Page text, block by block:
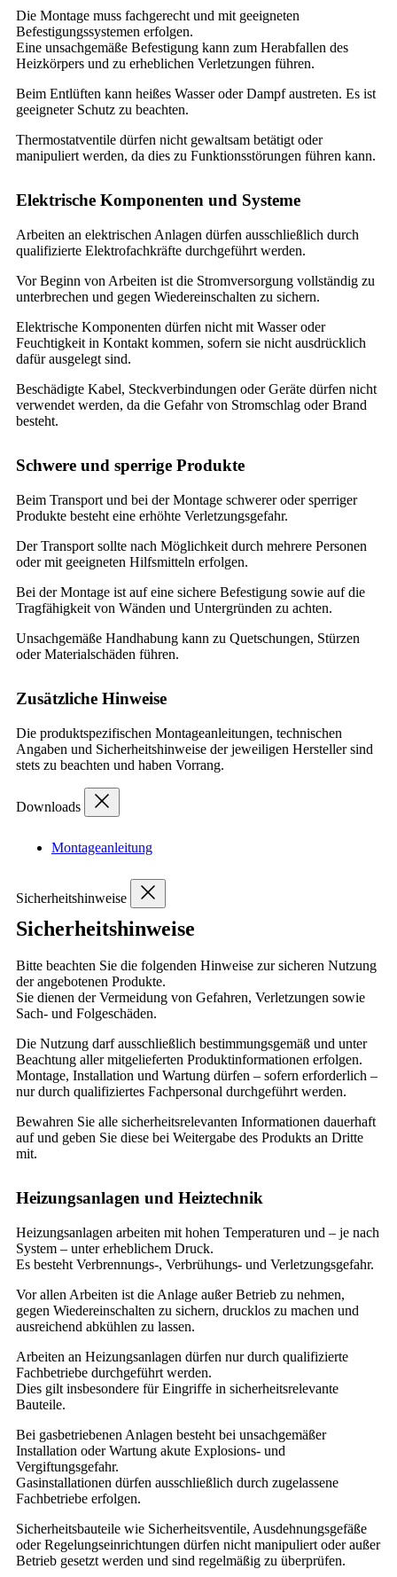
Die Montage muss fachgerecht und mit geeigneten
Befestigungssystemen erfolgen.
Eine unsachgemäße Befestigung kann zum Herabfallen des
Heizkörpers und zu erheblichen Verletzungen führen.
Beim Entlüften kann heißes Wasser oder Dampf austreten. Es ist
geeigneter Schutz zu beachten.
Thermostatventile dürfen nicht gewaltsam betätigt oder
manipuliert werden, da dies zu Funktionsstörungen führen kann.
Elektrische Komponenten und Systeme
Arbeiten an elektrischen Anlagen dürfen ausschließlich durch
qualifizierte Elektrofachkräfte durchgeführt werden.
Vor Beginn von Arbeiten ist die Stromversorgung vollständig zu
unterbrechen und gegen Wiedereinschalten zu sichern.
Elektrische Komponenten dürfen nicht mit Wasser oder
Feuchtigkeit in Kontakt kommen, sofern sie nicht ausdrücklich
dafür ausgelegt sind.
Beschädigte Kabel, Steckverbindungen oder Geräte dürfen nicht
verwendet werden, da die Gefahr von Stromschlag oder Brand
besteht.
Schwere und sperrige Produkte
Beim Transport und bei der Montage schwerer oder sperriger
Produkte besteht eine erhöhte Verletzungsgefahr.
Der Transport sollte nach Möglichkeit durch mehrere Personen
oder mit geeigneten Hilfsmitteln erfolgen.
Bei der Montage ist auf eine sichere Befestigung sowie auf die
Tragfähigkeit von Wänden und Untergründen zu achten.
Unsachgemäße Handhabung kann zu Quetschungen, Stürzen
oder Materialschäden führen.
Zusätzliche Hinweise
Die produktspezifischen Montageanleitungen, technischen
Angaben und Sicherheitshinweise der jeweiligen Hersteller sind
stets zu beachten und haben Vorrang.
Downloads
Montageanleitung
Sicherheitshinweise
Sicherheitshinweise
Bitte beachten Sie die folgenden Hinweise zur sicheren Nutzung
der angebotenen Produkte.
Sie dienen der Vermeidung von Gefahren, Verletzungen sowie
Sach- und Folgeschäden.
Die Nutzung darf ausschließlich bestimmungsgemäß und unter
Beachtung aller mitgelieferten Produktinformationen erfolgen.
Montage, Installation und Wartung dürfen – sofern erforderlich –
nur durch qualifiziertes Fachpersonal durchgeführt werden.
Bewahren Sie alle sicherheitsrelevanten Informationen dauerhaft
auf und geben Sie diese bei Weitergabe des Produkts an Dritte
mit.
Heizungsanlagen und Heiztechnik
Heizungsanlagen arbeiten mit hohen Temperaturen und – je nach
System – unter erheblichem Druck.
Es besteht Verbrennungs-, Verbrühungs- und Verletzungsgefahr.
Vor allen Arbeiten ist die Anlage außer Betrieb zu nehmen,
gegen Wiedereinschalten zu sichern, drucklos zu machen und
ausreichend abkühlen zu lassen.
Arbeiten an Heizungsanlagen dürfen nur durch qualifizierte
Fachbetriebe durchgeführt werden.
Dies gilt insbesondere für Eingriffe in sicherheitsrelevante
Bauteile.
Bei gasbetriebenen Anlagen besteht bei unsachgemäßer
Installation oder Wartung akute Explosions- und
Vergiftungsgefahr.
Gasinstallationen dürfen ausschließlich durch zugelassene
Fachbetriebe erfolgen.
Sicherheitsbauteile wie Sicherheitsventile, Ausdehnungsgefäße
oder Regelungseinrichtungen dürfen nicht manipuliert oder außer
Betrieb gesetzt werden und sind regelmäßig zu überprüfen.